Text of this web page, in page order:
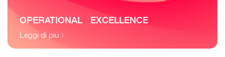
OPERATIONAL EXCELLENCE
Leggi di piú